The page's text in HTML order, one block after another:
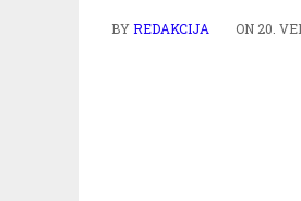
BYREDAKCIJA ON 20.